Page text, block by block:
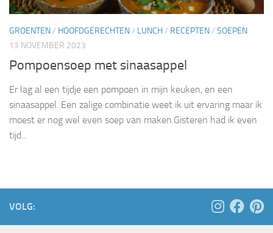
GROENTEN/ HOOFDGERECHTEN/ LUNCH/ RECEPTEN/ SOEPEN
13 NOVEMBER 2023
Pompoensoep met sinaasappel
Er lag al een tijdje een pompoen in mijn keuken, en een
sinaasappel. Een zalige combinatie weet ik uit ervaring maar ik
moest er nog wel even soep van maken.Gisteren had ik even
tijd...
VOLG: